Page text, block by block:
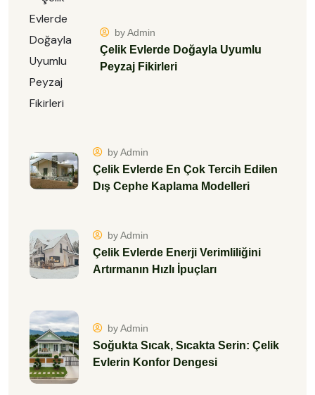
by Admin
Çelik Evlerde Doğayla Uyumlu
Peyzaj Fikirleri
by Admin
Çelik Evlerde En Çok Tercih Edilen
Dış Cephe Kaplama Modelleri
by Admin
Çelik Evlerde Enerji Verimliliğini
Artırmanın Hızlı İpuçları
by Admin
Soğukta Sıcak, Sıcakta Serin: Çelik
Evlerin Konfor Dengesi